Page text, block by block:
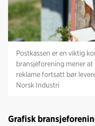
Postkassen er en viktig
bransjeforening mener
reklame fortsatt bør
Norsk Industri
Grafisk